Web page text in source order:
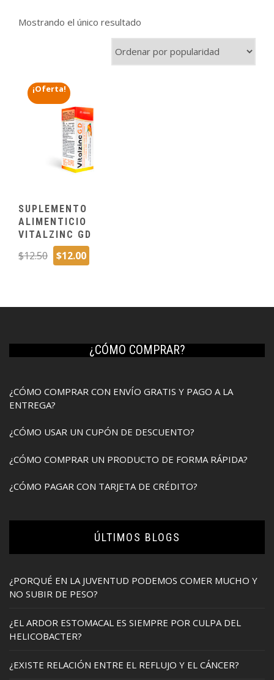
Mostrando el único resultado
¡Oferta!
SUPLEMENTO
ALIMENTICIO
VITALZINC GD
$12.50
El
precio
$12.50.
$12.00
$12.00.
¿CÓMO COMPRAR?
¿CÓMO COMPRAR CON ENVÍO GRATIS Y PAGO A LA
ENTREGA?
¿CÓMO USAR UN CUPÓN DE DESCUENTO?
¿CÓMO COMPRAR UN PRODUCTO DE FORMA RÁPIDA?
¿CÓMO PAGAR CON TARJETA DE CRÉDITO?
ÚLTIMOS BLOGS
¿PORQUÉ EN LA JUVENTUD PODEMOS COMER MUCHO Y
NO SUBIR DE PESO?
¿EL ARDOR ESTOMACAL ES SIEMPRE POR CULPA DEL
HELICOBACTER?
¿EXISTE RELACIÓN ENTRE EL REFLUJO Y EL CÁNCER?